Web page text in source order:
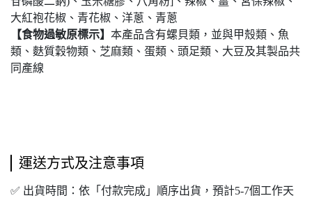
大紅袍花椒、青花椒、洋蔥、青蔥
【食物過敏原標示】 本產品含有螺貝類，並與甲殼類、魚
類、麩質穀物類、芝麻類、蛋類、頭足類、大豆及其製品共
同產線
運送方式及注意事項
✅ 出貨時間：依「付款完成」順序出貨，預計5-7個工作天